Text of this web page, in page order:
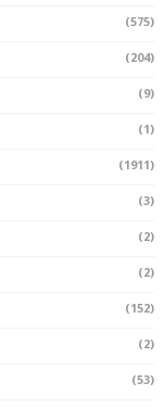
(575)
(204)
(9)
(1)
(1911)
(3)
(2)
(2)
(152)
(2)
(53)